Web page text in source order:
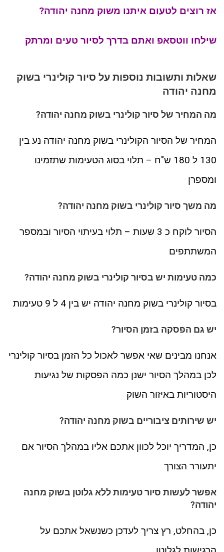
אז רוצים לטעום איתנו משוק מחנה יהודה?
שילחו ווטסאפ ואתם בדרך לסיור טעים ומרתק
שאלות ותשובות נוספות על סיור קולינרי בשוק
מחנה יהודה
מה המחיר של סיור קולינרי בשוק מחנה יהודה?
המחיר של הסיור הקולינרי בשוק מחנה יהודה נע בין
130 ל 180 ש"ח – תלוי בסוג הטעימות שתזמינו
ומספרן
מה משך סיור קולינרי בשוק מחנה יהודה?
הסיור לוקח כ 3 שעות – תלוי בעיתוי הסיור ובמספר
המשתתפים
כמה טעימות יש בסיור קולינרי בשוק מחנה יהודה?
בסיור קולינרי בשוק מחנה יהודה יש בין 4 ל 9 טעימות
יש גם הפסקה בזמן הסיור?
אנחנו מבינים שאי אפשר לאכול כל הזמן בסיור קולינרי
לכן במהלך הסיור ישנן כמה הפסקות של נגיעות
היסטוריות באיזור השוק
יש שירותים ציבוריים בשוק מחנה יהודה?
כן, המדריך יוכל לכוון אתכם אליו במהלך הסיור אם
יתעורר הצורך
אפשר לעשות סיור טעימות ללא גלוטן בשוק מחנה
יהודה?
כן, בהחלט, רץ צריך לעדכן כשנשאל אתכם על